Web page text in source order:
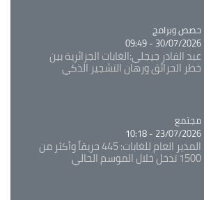
Catégorie
حصص وبرامج
30/07/2026 - 09:49
عبد القادر جيجلي:الغابات الجزائرية بين
خطر الحرائق ورهان التشجير الذكي
Catégorie
مجتمع
23/07/2026 - 10:18
المدير العام للغابات: 445 حريقاً وأكثر من
1500 تدخل خلال الموسم الحالي